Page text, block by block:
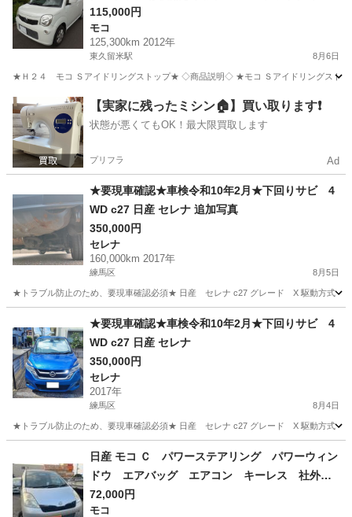
検２年受渡し 機関良好
115,000円
モコ
125,300km 2012年
東久留米駅 8月6日
★Ｈ２４ モコ Ｓアイドリングストップ★ ◇商品説明◇ ★モコ Ｓアイドリングス
東久留米市 東久留米駅 モコ アイドリングストップ
【実家に残ったミシン🏠】買い取ります❗️
状態が悪くてもOK！最大限買取します
プリフラ Ad
★要現車確認★車検令和10年2月★下回りサビ 4
WD c27 日産 セレナ 追加写真
350,000円
セレナ
160,000km 2017年
練馬区 8月5日
★トラブル防止のため、要現車確認必須★ 日産 セレナ c27 グレード X 駆動方式
セレナ サビ
★要現車確認★車検令和10年2月★下回りサビ 4
WD c27 日産 セレナ
350,000円
セレナ
2017年
練馬区 8月4日
★トラブル防止のため、要現車確認必須★ 日産 セレナ c27 グレード X 駆動方式
セレナ
日産 モコ Ｃ パワーステアリング パワーウィン
ドウ エアバッグ エアコン キーレス 社外ナ
ビ ＣＤ ＤＶＤ ＥＴＣ 社外ＡＷ （検9.12）
72,000円
モコ